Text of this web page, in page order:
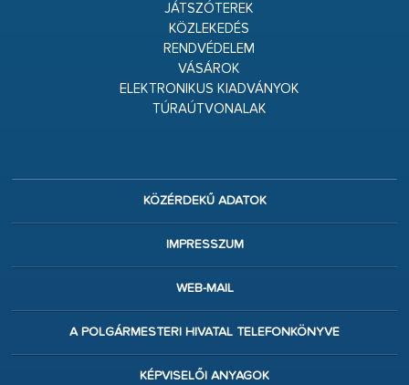
JÁTSZÓTEREK
KÖZLEKEDÉS
RENDVÉDELEM
VÁSÁROK
ELEKTRONIKUS KIADVÁNYOK
TÚRAÚTVONALAK
KÖZÉRDEKŰ ADATOK
IMPRESSZUM
WEB-MAIL
A POLGÁRMESTERI HIVATAL TELEFONKÖNYVE
KÉPVISELŐI ANYAGOK